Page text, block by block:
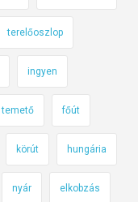
terelőoszlop
ingyen
temető főút
körút hungária
nyár elkobzás